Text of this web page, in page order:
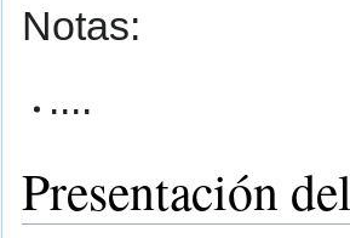
Notas:
....
Presentación